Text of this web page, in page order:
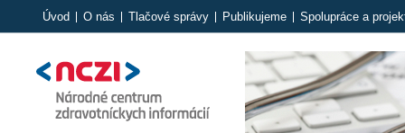
Úvod O nás Tlačové správy Publikujeme Spolupráce a